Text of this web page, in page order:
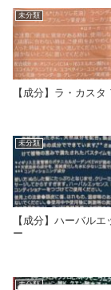
未分類
【成分】ラ・カス
未分類
【成分】ハーバル
ー
未分類